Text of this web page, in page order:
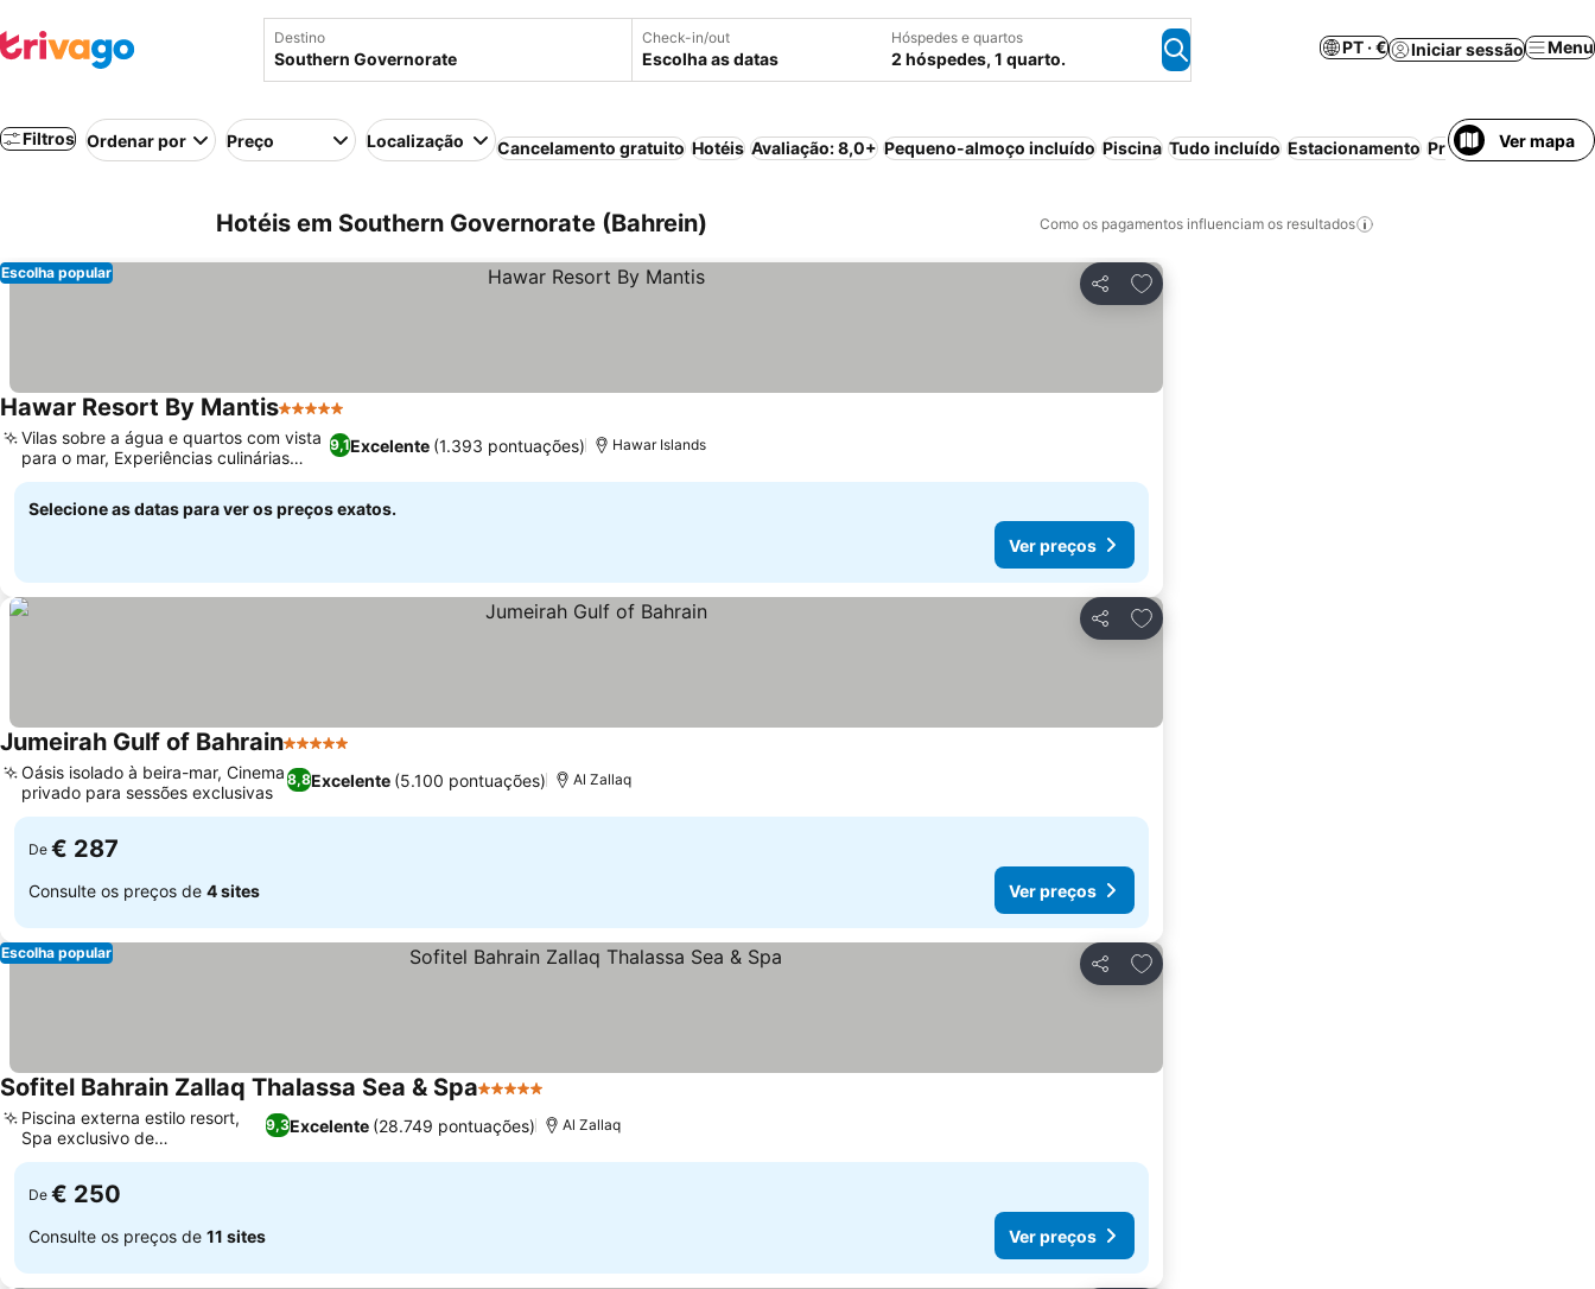
Destino Check-in/out
Escolha as datas
Hóspedes e quartos
2 hóspedes, 1 quarto.
PT · € Iniciar sessão Menu
Filtros Ordenar por Preço Localização Cancelamento gratuito Hotéis Avaliação: 8,0+ Pequeno-almoço incluído Piscina Tudo incluído Estacionamento Praia Meia-pensão
Ver mapa
Hotéis em Southern Governorate (Bahrein) Como os pagamentos influenciam os resultados
Partilhar
Adicionar aos favoritos
Escolha popular
Hawar Resort By Mantis5 Estrelas
9,1Excelente (1.393 pontuações)
Vilas sobre a água e quartos com vista
para o mar, Experiências culinárias
diversas
Hawar Islands
Selecione as datas para ver os preços exatos.
Ver preços
Partilhar
Adicionar aos favoritos
Jumeirah Gulf of Bahrain5 Estrelas
8,8Excelente (5.100 pontuações)
Oásis isolado à beira-mar, Cinema
privado para sessões exclusivas
Al Zallaq
De € 287
Consulte os preços de 4 sites Ver preços
Partilhar
Adicionar aos favoritos
Escolha popular
Sofitel Bahrain Zallaq Thalassa Sea & Spa5 Estrelas
9,3Excelente (28.749 pontuações)
Piscina externa estilo resort,
Spa exclusivo de
talassoterapia
Al Zallaq
De € 250
Consulte os preços de 11 sites Ver preços